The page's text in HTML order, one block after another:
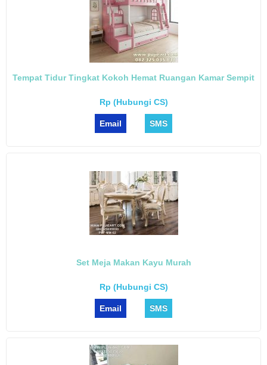
Tempat Tidur Tingkat Kokoh Hemat Ruangan Kamar Sempit
Rp (Hubungi CS)
Email SMS
Set Meja Makan Kayu Murah
Rp (Hubungi CS)
Email SMS